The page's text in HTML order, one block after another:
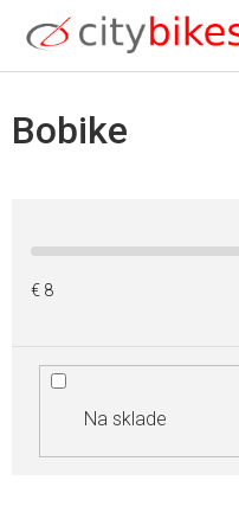
obsah
Bobike
€ 8
Na sklade